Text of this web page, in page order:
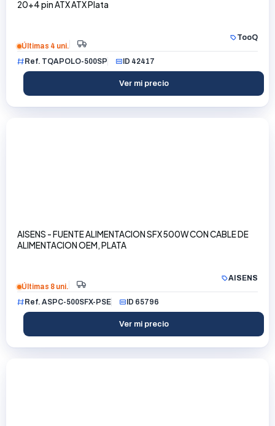
20+4 pin ATX ATX Plata
TooQ
Últimas 4 uni.
Ref. TQAPOLO-500SP
ID 42417
Ver mi precio
AISENS - FUENTE ALIMENTACION SFX 500W CON CABLE DE
ALIMENTACION OEM, PLATA
AISENS
Últimas 8 uni.
Ref. ASPC-500SFX-PSE
ID 65796
Ver mi precio